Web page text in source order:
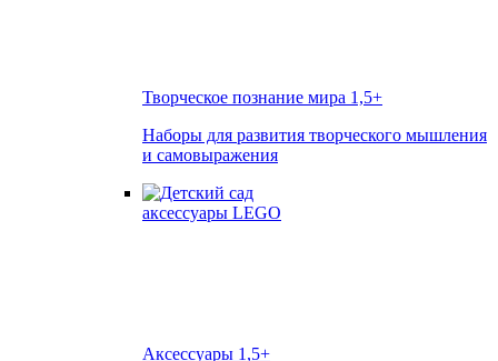
Творческое познание мира 1,5+
Наборы для развития творческого мышления
и самовыражения
Аксессуары 1,5+